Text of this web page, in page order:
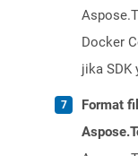
Docker
jika SDK
Format